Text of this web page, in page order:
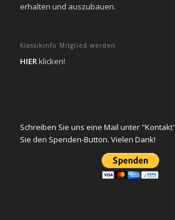
erhalten und auszubauen.
Klassikinfo Mitglied werden
HIERklicken!
Schreiben Sie uns eine Mail unter
Sie den Spenden-Button. Vielen Dank!